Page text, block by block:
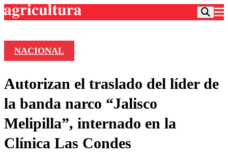
Frecuencias
Agricultura TV
Deportes
Colo Colo
Motor
Entretención
Noticias
Vida Social
NACIONAL
Autorizan el traslado del líder de
la banda narco “Jalisco
Melipilla”, internado en la
Clínica Las Condes